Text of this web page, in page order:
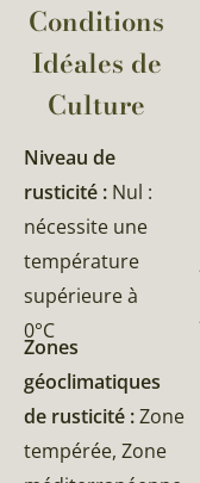
Conditions
Idéales de
Culture
Niveau de
rusticité : Nul :
nécessite une
température
supérieure à
0°C
Zones
géoclimatiques
de rusticité :Zone
tempérée, Zone